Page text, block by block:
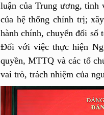
luận của Trung ương, tỉnh
của hệ thống chính trị;
hành chính, chuyển đổi số
Đối với việc thực hiện
quyền, MTTQ và các tổ
vai trò, trách nhiệm của